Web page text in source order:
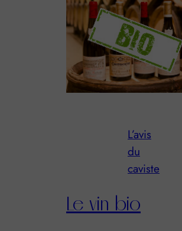
L’avis
du
caviste
Le vin bio